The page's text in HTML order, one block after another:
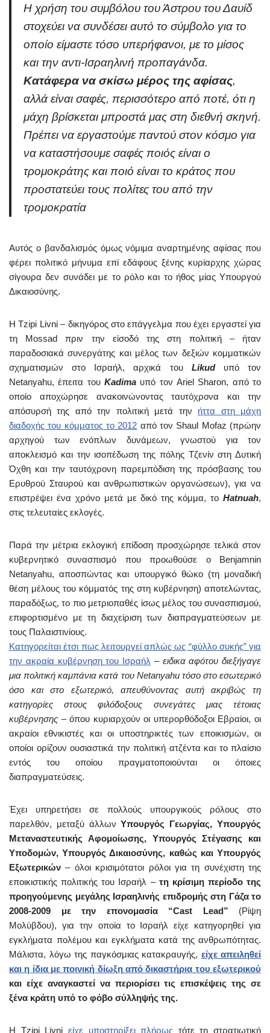
Η χρήση του συμβόλου του Άστρου του Δαυίδ
στοχεύει να συνδέσει αυτό το σύμβολο για το
οποίο είμαστε τόσο υπερήφανοι, με το μίσος
και την αντι-Ισραηλινή προπαγάνδα.
Κατάφερα να σκίσω μέρος της αφίσας,
αλλά είναι σαφές, περισσότερο από ποτέ, ότι η
μάχη βρίσκεται μπροστά μας στη διεθνή σκηνή.
Πρέπει να εργαστούμε παντού στον κόσμο για
να καταστήσουμε σαφές ποιός είναι ο
τρομοκράτης και ποιό είναι το κράτος που
προστατεύει τους πολίτες του από την
τρομοκρατία
Αυτός ο βανδαλισμός όμως νόμιμα αναρτημένης αφίσας που
φέρει πολιτικό μήνυμα επί εδάφους ξένης κυρίαρχης χώρας
σίγουρα δεν συνάδει με το ρόλο και το ήθος μίας Υπουργού
Δικαιοσύνης.
Η Tzipi Livni – δικηγόρος στο επάγγελμα που έχει εργαστεί για
τη Mossad πριν την είσοδό της στη πολιτική – ήταν
παραδοσιακά συνεργάτης και μέλος των δεξιών κομματικών
σχηματισμών στο Ισραήλ, αρχικά του Likud
υπό τον
Netanyahu, έπειτα του Kadima υπό τον Ariel Sharon, από το
οποίο αποχώρησε ανακοινώνοντας ταυτόχρονα και την
απόσυρσή της από την πολιτική μετά την ήττα στη μάχη
διαδοχής του κόμματος το 2012 από τον Shaul Mofaz (πρώην
αρχηγού των ενόπλων δυνάμεων, γνωστού για τον
αποκλεισμό και την ισοπέδωση της πόλης Τζενίν στη Δυτική
Όχθη και την ταυτόχρονη παρεμπόδιση της πρόσβασης του
Ερυθρού Σταυρού και ανθρωπιστικών οργανώσεων), για να
επιστρέψει ένα χρόνο μετά με δικό της κόμμα, το Hatnuah,
στις τελευταίες εκλογές.
Παρά την μέτρια εκλογική επίδοση προσχώρησε τελικά στον
κυβερνητικό συνασπισμό που προωθούσε ο Benjamnin
Netanyahu, αποσπώντας και υπουργικό θώκο (τη μοναδική
θέση μέλους του κόμματός της στη κυβέρνηση) αποτελώντας,
παραδόξως, το πιο μετριοπαθές ίσως μέλος του συνασπισμού,
επιφορτισμένο με τη διαχείριση των διαπραγματεύσεων με
τους Παλαιστινίους.
Κατηγορείται έτσι πως λειτουργεί απλώς ως “φύλλο συκής” για
την ακραία κυβέρνηση του Ισραήλ – ειδικα αφότου διεξήγαγε
μια πολιτική καμπάνια κατά του Netanyahu τόσο στο εσωτερικό
όσο και στο εξωτερικό, απευθύνοντας αυτή ακριβώς τη
κατηγορίες στους φιλόδοξους συνεγάτες μιας τέτοιας
κυβέρνησης – όπου κυριαρχούν οι υπερορθόδοξοι Εβραίοι, οι
ακραίοι εθνικιστές και οι υποστηρικτές των εποικισμών, οι
οποίοι ορίζουν ουσιαστικά την πολιτική ατζέντα και το πλαίσιο
εντός του οποίου πραγματοποιούνται οι όποιες
διαπραγματεύσεις.
Έχει υπηρετήσει σε πολλούς υπουργικούς ρόλους στο
παρελθόν, μεταξύ άλλωνΥπουργός Γεωργίας, Υπουργός
Μεταναστευτικής Αφομοίωσης, Υπουργός Στέγασης και
Υποδομών, Υπουργός Δικαιοσύνης, καθώς και Υπουργός
Εξωτερικών – όλοι κρισιμότατοι ρόλοι για τη συνέχιστη της
εποικιστικής πολιτικής του Ισραήλ – τη κρίσιμη περίοδο της
προηγούμενης μεγάλης Ισραηλινής επιδρομής στη Γάζα το
2008-2009 με την επονομασία “Cast Lead” (Ρίψη
Μολύβδου), για την οποία το Ισραήλ είχε κατηγορηθεί για
εγκλήματα πολέμου και εγκλήματα κατά της ανθρωπότητας.
Μάλιστα, λόγω της παγκόσμιας κατακραυγής, είχε απειληθεί
και η ίδια με ποινική δίωξη από δικαστήρια του εξωτερικού
και είχε αναγκαστεί να περιορίσει τις επισκέψεις της σε
ξένα κράτη υπό το φόβο σύλληψής της.
Η Tzipi Livni είχε υποστηρίξει πλήρως τότε τη στρατιωτική